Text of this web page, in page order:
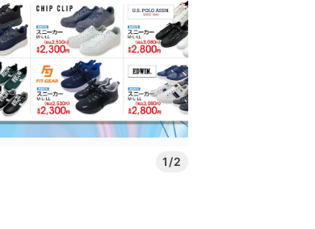
1/2